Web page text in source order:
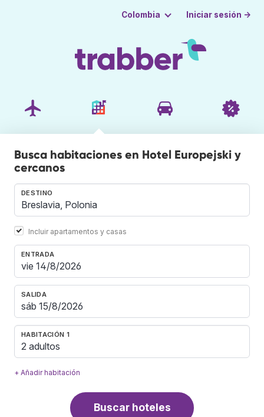
Colombia Iniciar sesión →
Busca habitaciones en Hotel Europejski y
cercanos
DESTINO
Incluir apartamentos y casas
ENTRADA
SALIDA
HABITACIÓN 1
2 adultos
+ Añadir habitación
Buscar hoteles